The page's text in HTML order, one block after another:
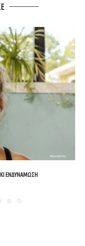
ΕΝΔΥΝΆΜΩΣΗ